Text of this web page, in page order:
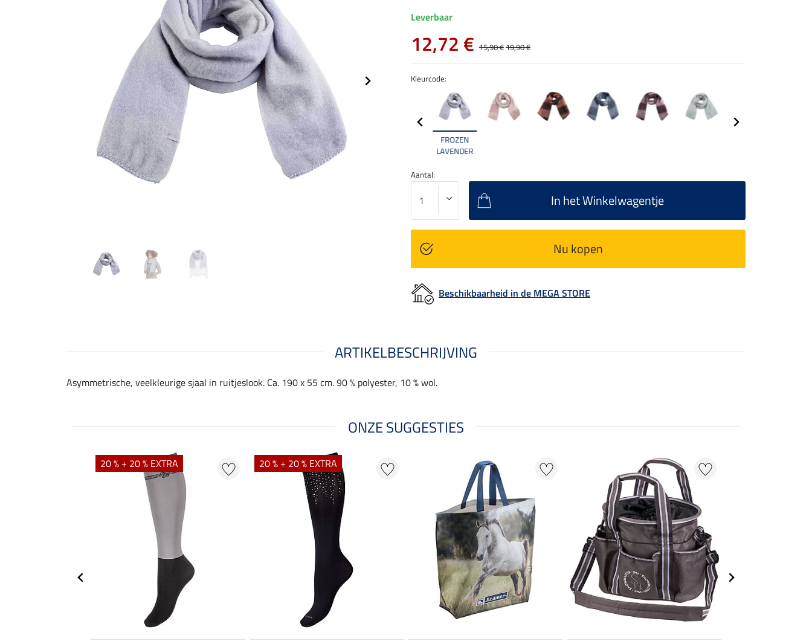
Kleurcode:
FROZEN
LAVENDER
Leverbaar
12,72 € 15,90 €19,90 €
Aantal:
In het Winkelwagentje
Nu kopen
Beschikbaarheid in de MEGA STORE
ARTIKELBESCHRIJVING
Asymmetrische, veelkleurige sjaal in ruitjeslook. Ca. 190 x 55 cm. 90 % polyester, 10 % wol.
ONZE SUGGESTIES
20 % + 20 % EXTRA 20 % + 20 % EXTRA